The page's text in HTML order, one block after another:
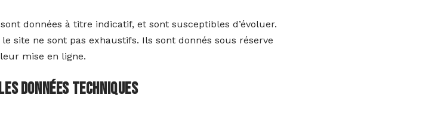
données à titre indicatif, et sont susceptibles d’évoluer.
site ne sont pas exhaustifs. Ils sont donnés sous réserve
mise en ligne.
données techniques